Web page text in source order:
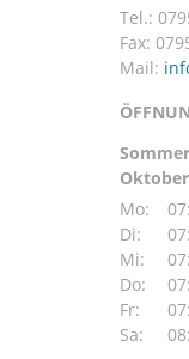
Tel.:
Fax:
Mail:
Mo:
Di:
Mi:
Do:
Fr:
Sa: